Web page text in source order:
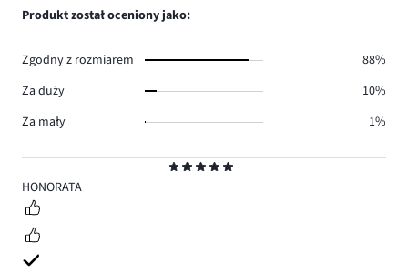
5
HONORATA
Produkt został oceniony jako:
Zgodny z rozmiarem
88%
Za duży
10%
Za mały
1%